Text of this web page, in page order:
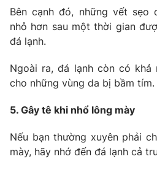
Theo dõi báo trên
Cơ quan chủ quản:
Đài Truyền hình
Giấy phép hoạt động báo in và báo
Tổng Biên tập:Vũ Thanh Thủy
Phó Tổng Biên tập:Nguyễn Thị Mỹ
Bên cạnh đó, những vết sẹo
nhỏ hơn sau một thời gian
đá lạnh.
Ngoài ra, đá lạnh còn có khả
cho những vùng da bị bầm tím.
5. Gây tê khi nhổ lông mày
Nếu bạn thường xuyên phải
mày, hãy nhớ đến đá lạnh cả